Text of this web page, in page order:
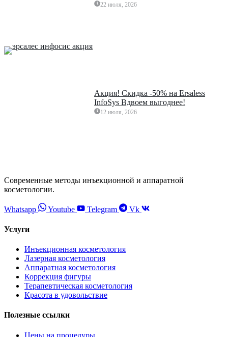
22 июля, 2026
Акция! Скидка -50% на Ersaless
InfoSys Вдвоем выгоднее!
12 июля, 2026
Современные методы инъекционной и аппаратной
косметологии.
Whatsapp Youtube Telegram Vk
Услуги
Инъекционная косметология
Лазерная косметология
Аппаратная косметология
Коррекция фигуры
Терапевтическая косметология
Красота в удовольствие
Полезные ссылки
Цены на процедуры